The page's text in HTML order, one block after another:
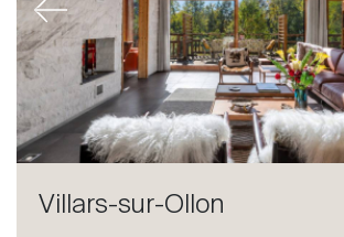
Critères
Enregistrer mes critères
Previous
Villars-sur-Ollon